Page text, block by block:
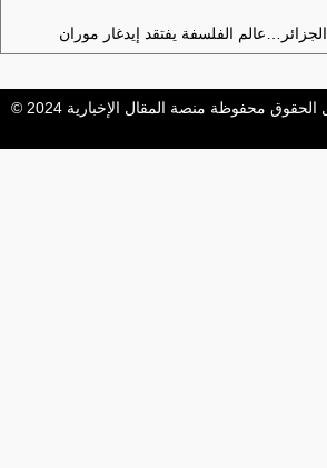
الفلسفة يفتقد إيدغار موران
محفوظة منصة المقال الإخبارية 2024 ©